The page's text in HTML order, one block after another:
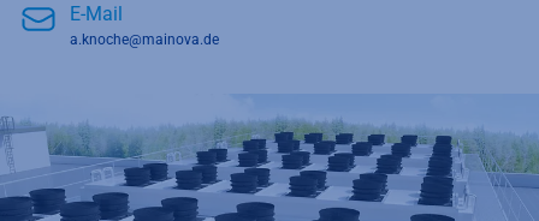
E-Mail
a.knoche@mainova.de